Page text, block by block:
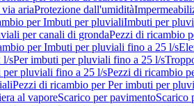
ariaProtezione dall'umidità
per Imbuti per pluvialiImbuti per
per canali di grondaPezzi di ricambio
per Imbuti per pluviali fino a 25 l/s
l/sPer imbuti per pluviali fino a 25 l/s
per pluviali fino a 25 l/sPezzi di ricambio
Pezzi di ricambio per Per imbuti per
al vaporeScarico per pavimentoScarico